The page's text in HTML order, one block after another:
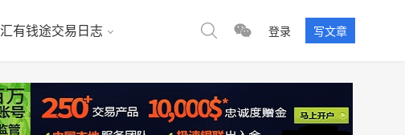
汇有钱途交易日志 登录 写文章